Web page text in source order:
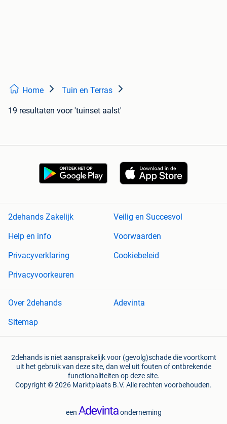
Home Tuin en Terras
19 resultaten voor 'tuinset aalst'
2dehands Zakelijk
Veilig en Succesvol
Help en info
Voorwaarden
Privacyverklaring
Cookiebeleid
Privacyvoorkeuren
Over 2dehands
Adevinta
Sitemap
2dehands is niet aansprakelijk voor (gevolg)schade die voortkomt
uit het gebruik van deze site, dan wel uit fouten of ontbrekende
functionaliteiten op deze site.
Copyright © 2026 Marktplaats B.V. Alle rechten voorbehouden.
een onderneming